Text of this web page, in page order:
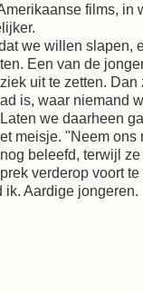
films, in
we willen slapen,
Een van de
uit te zetten. Dan
is, waar niemand
we daarheen
meisje. "Neem ons
beleefd, terwijl
verderop voort te
ik. Aardige jongeren.